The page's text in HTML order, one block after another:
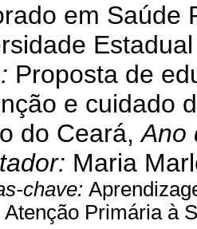
em Saúde
Proposta de
e cuidado
do Ceará,Ano
Maria
chave:
Atenção Primária à